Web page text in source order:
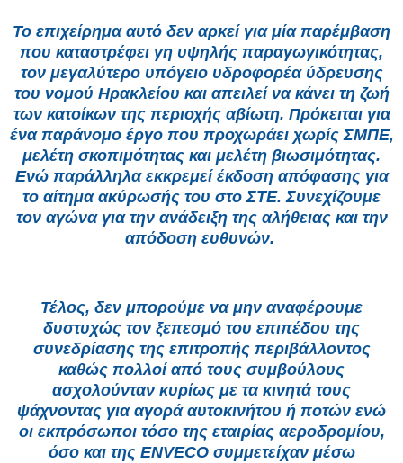
Το επιχείρημα αυτό δεν αρκεί για μία παρέμβαση
που καταστρέφει γη υψηλής παραγωγικότητας,
τον μεγαλύτερο υπόγειο υδροφορέα ύδρευσης
του νομού Ηρακλείου και απειλεί να κάνει τη ζωή
των κατοίκων της περιοχής αβίωτη. Πρόκειται για
ένα παράνομο έργο που προχωράει χωρίς ΣΜΠΕ,
μελέτη σκοπιμότητας και μελέτη βιωσιμότητας.
Ενώ παράλληλα εκκρεμεί έκδοση απόφασης για
το αίτημα ακύρωσής του στο ΣΤΕ. Συνεχίζουμε
τον αγώνα για την ανάδειξη της αλήθειας και την
απόδοση ευθυνών.
Τέλος, δεν μπορούμε να μην αναφέρουμε
δυστυχώς τον ξεπεσμό του επιπέδου της
συνεδρίασης της επιτροπής περιβάλλοντος
καθώς πολλοί από τους συμβούλους
ασχολούνταν κυρίως με τα κινητά τους
ψάχνοντας για αγορά αυτοκινήτου ή ποτών ενώ
οι εκπρόσωποι τόσο της εταιρίας αεροδρομίου,
όσο και της ENVECO συμμετείχαν μέσω